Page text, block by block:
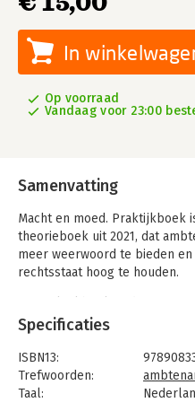
In
Op voorraad
Vandaag voor 23:00
Samenvatting
Macht en moed. Praktijkboek
theorieboek uit 2021, dat
meer weerwoord te bieden en
rechtsstaat hoog te houden.
en werkvormen die ‘goed
inspirerende visies van
ambtenaren. Meer dan vijftig
tegenspraaktechnieken
doorbreken en vrije ruimte te
Specificaties
ISBN13:
Trefwoorden:
Taal: